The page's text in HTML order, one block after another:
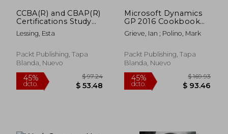
CCBA(R) and CBAP(R)
Certifications Study
Guide: Expert tips and
practices in business
certification exams
on the first attempt
Lessing, Esta
Packt Publishing, Tapa
Blanda, Nuevo
Microsoft Dynamics
GP 2016 Cookbook
(en Inglés)
Grieve, Ian ; Polino, Mark
Packt Publishing, Tapa
Blanda, Nuevo